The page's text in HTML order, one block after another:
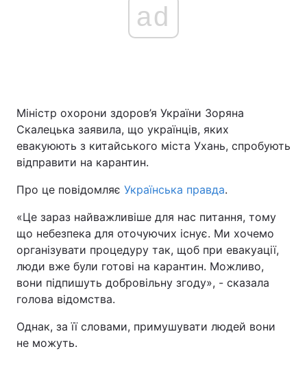
ad
Міністр охорони здоров’я України Зоряна
Скалецька заявила, що українців, яких
евакуюють з китайського міста Ухань, спробують
відправити на карантин.
Про це повідомляє Українська правда.
«Це зараз найважливіше для нас питання, тому
що небезпека для оточуючих існує. Ми хочемо
організувати процедуру так, щоб при евакуації,
люди вже були готові на карантин. Можливо,
вони підпишуть добровільну згоду», - сказала
голова відомства.
Однак, за її словами, примушувати людей вони
не можуть.